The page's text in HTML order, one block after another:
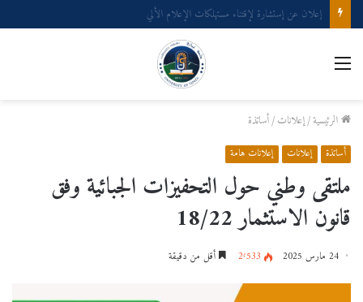
إعلان عن إستشارة لإقتناء عتاد ولوازم الإعلام الألي
القائمة
الرئيسية/إعلانات/أساتذة
أساتذة إعلانات إعلانات هامة
ملتقى وطني حول التحفيزات الجبائية وفق
قانون الاستثمار 18/22
24 مارس 2025 2٬533 أقل من دقيقة